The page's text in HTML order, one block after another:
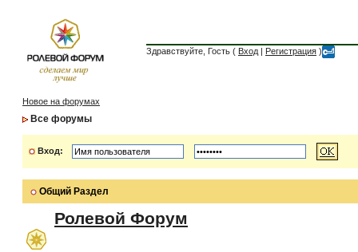
Здравствуйте, Гость ( Вход | Регистрация )
Новое на форумах
Все форумы
Вход:
Общий Раздел
Ролевой Форум